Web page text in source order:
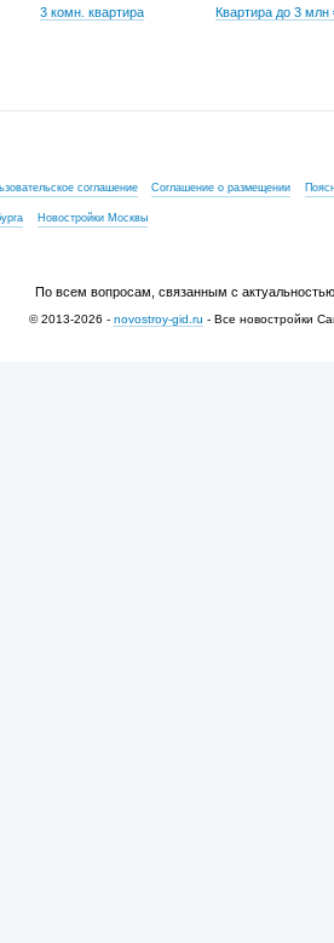
3 комн. квартира
Квартира до 3 млн
соглашение Соглашение о размещении
Новостройки Москвы
По всем вопросам, связанным с
© 2013-2026 - novostroy-gid.ru - Все новостройки